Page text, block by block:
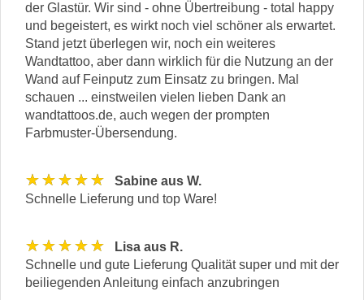
der Glastür. Wir sind - ohne Übertreibung - total happy
und begeistert, es wirkt noch viel schöner als erwartet.
Stand jetzt überlegen wir, noch ein weiteres
Wandtattoo, aber dann wirklich für die Nutzung an der
Wand auf Feinputz zum Einsatz zu bringen. Mal
schauen ... einstweilen vielen lieben Dank an
wandtattoos.de, auch wegen der prompten
Farbmuster-Übersendung.
★★★★★
Sabine aus W.
Schnelle Lieferung und top Ware!
★★★★★
Lisa aus R.
Schnelle und gute Lieferung Qualität super und mit der
beiliegenden Anleitung einfach anzubringen